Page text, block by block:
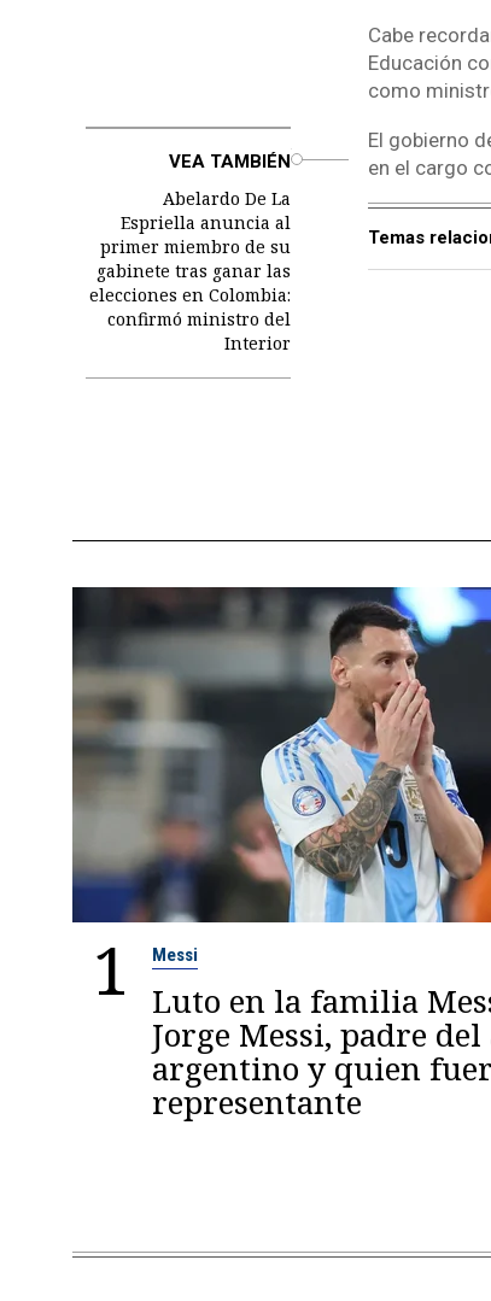
Cabe
Educación
como
VEA TAMBIÉN
Abelardo De La
Espriella anuncia al
primer miembro de su
gabinete tras ganar las
elecciones en Colombia:
confirmó ministro del
Interior
El gobierno
en el cargo
Temas
1 Messi
Luto en la familia
Jorge Messi, padre
argentino y quien
representante